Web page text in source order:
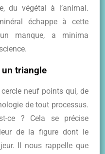
du végétal à l’animal.
échappe à cette
manque, a minima
triangle
neuf points qui, de
de tout processus.
ce ? Cela se précise
de la figure dont le
Il nous rappelle que